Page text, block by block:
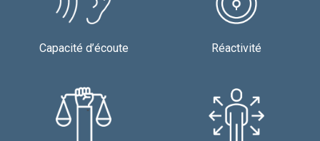
Capacité d’écoute Réactivité